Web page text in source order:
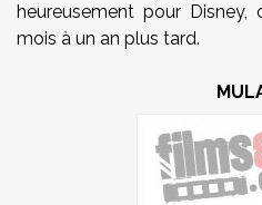
heureusement pour
mois à un an plus tard.